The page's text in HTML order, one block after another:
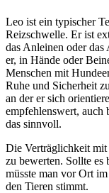
Leo ist ein typischer
Reizschwelle. Er ist
das Anleinen oder
er, in Hände oder
Menschen mit
Ruhe und Sicherheit
an der er sich
empfehlenswert, auch
das sinnvoll.
Die Verträglichkeit
zu bewerten. Sollte es
müsste man vor Ort
den Tieren stimmt.